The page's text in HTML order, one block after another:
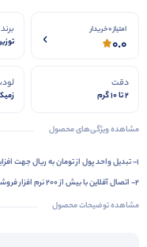
امتیاز 0 خریدار
0.0
برند
دقت
2 تا 10 گرم
مشاهده ویژگی‌های محصول
1- تبدیل واحد پول از تومان به ریال جهت افزایش رقم ارسالی به کارتخوان بانکی
2- اتصال آفلاین با بیش از 200 نرم افزار فروشگاهی معتبر
3- LCD تمام فارسی 6 خط با ابعاد 128*72 سانت یک طرفه (سمت کاربر)
مشاهده توضیحات محصول